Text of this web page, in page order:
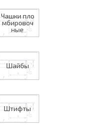
Чашки пло
мбировоч
ные
Шайбы
Штифты